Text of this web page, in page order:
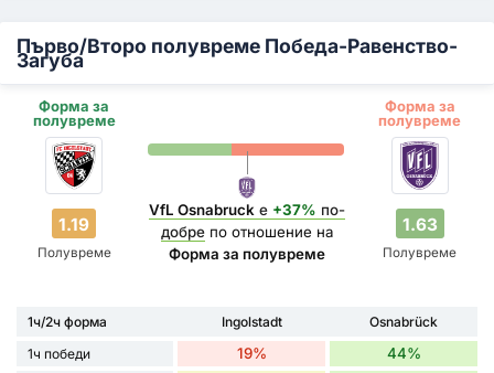
Първо/Второ полувреме Победа-Равенство-
Загуба
Форма за
полувреме
Форма за
полувреме
1.19
Полувреме
VfL Osnabruckе +37% по-
добрепо отношение на
Форма за полувреме
1.63
Полувреме
1ч/2ч форма Ingolstadt
Osnabrück
1ч победи
19% 44%